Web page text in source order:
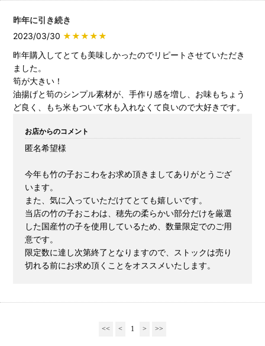
昨年に引き続き
2023/03/30 ★★★★★
昨年購入してとても美味しかったのでリピートさせていただき
ました。
筍が大きい！
油揚げと筍のシンプル素材が、手作り感を増し、お味もちょう
ど良く、もち米もついて水も入れなくて良いので大好きです。
お店からのコメント
匿名希望様
今年も竹の子おこわをお求め頂きましてありがとうござ
います。
また、気に入っていただけてとても嬉しいです。
当店の竹の子おこわは、穂先の柔らかい部分だけを厳選
した国産竹の子を使用しているため、数量限定でのご用
意です。
限定数に達し次第終了となりますので、ストックは売り
切れる前にお求め頂くことをオススメいたします。
<< < 1 > >>